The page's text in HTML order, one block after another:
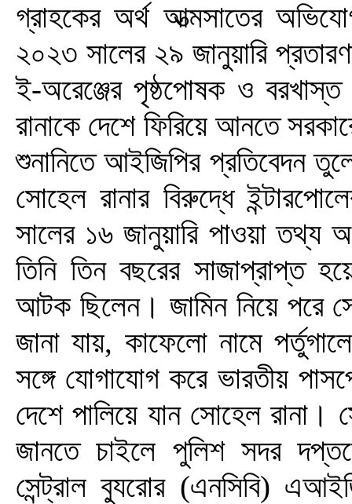
গ্রাহকের অর্থ আত্মসাতের
২০২৩ সালের ২৯ জানুয়ারি
ই-অরেঞ্জের পৃষ্ঠপোষক ও বরখাস্ত
রানাকে দেশে ফিরিয়ে আনতে
শুনানিতে আইজিপির প্রতিবেদন
সোহেল রানার বিরুদ্ধে
সালের ১৬ জানুয়ারি পাওয়া তথ্য
তিনি তিন বছরের সাজাপ্রাপ্ত
আটক ছিলেন। জামিন নিয়ে পরে
জানা যায়, কাফেলো নামে
সঙ্গে যোগাযোগ করে ভারতীয়
দেশে পালিয়ে যান সোহেল রানা।
জানতে চাইলে পুলিশ সদর
সেন্ট্রাল ব্যুরোর (এনসিবি)